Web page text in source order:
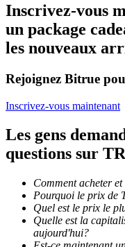
Information
Analyse de
Inscrivez-vous
un package
les nouveaux
Rejoignez Bitrue
Inscrivez-vous maintenant
Les gens
questions sur
Comment acheter
Pourquoi le prix de
Quel est le prix le
Quelle est la
aujourd'hui?